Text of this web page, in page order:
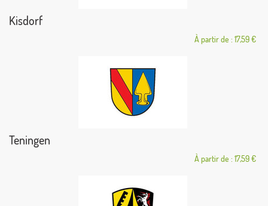
Kisdorf
À partir de : 17,59 €
Teningen
À partir de : 17,59 €